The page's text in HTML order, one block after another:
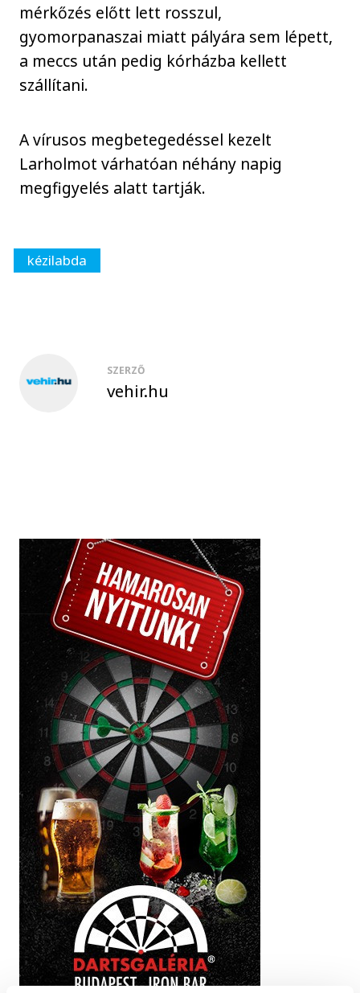
mérkőzés előtt lett rosszul,
gyomorpanaszai miatt pályára sem lépett,
a meccs után pedig kórházba kellett
szállítani.
A vírusos megbetegedéssel kezelt
Larholmot várhatóan néhány napig
megfigyelés alatt tartják.
kézilabda
SZERZŐ
vehir.hu